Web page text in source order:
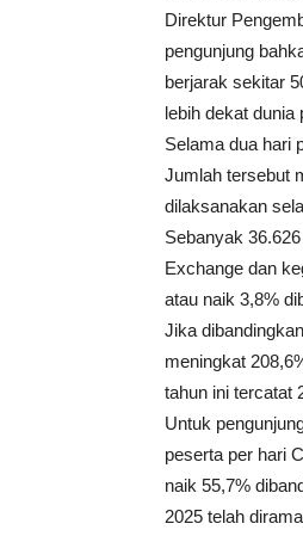
Direktur
pengunjung
berjarak sekitar
lebih dekat dunia
Selama dua hari
Jumlah tersebut
dilaksanakan
Sebanyak
Exchange dan
atau naik 3,8%
Jika
meningkat
tahun ini tercatat
Untuk
peserta per hari
naik 55,7%
2025 telah